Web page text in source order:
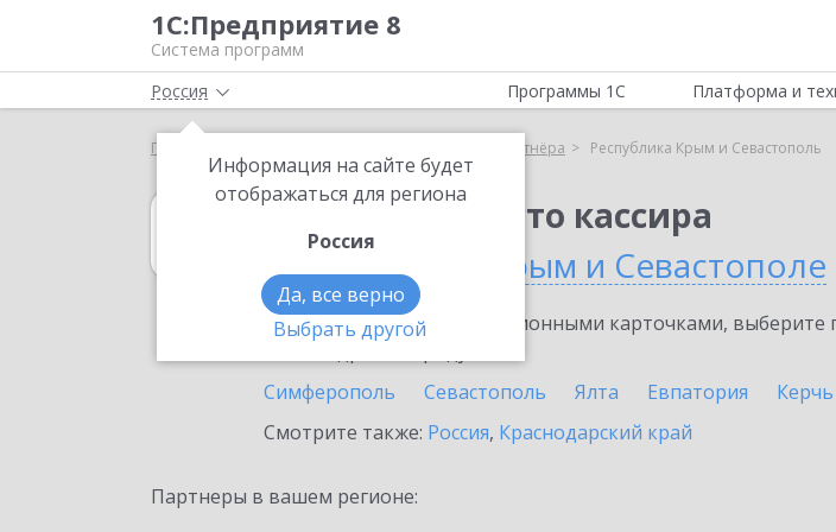
1С:Предприятие 8
Система программ
Россия
Информация на сайте будет
отображаться для региона
Россия
Да, все верно
Выбрать другой
Программы 1С Платформа и
Главная Выбор партнёра Республика Крым и Севастополь
1С:Рабочее место кассира
в Республике Крым и Севастополе
Ознакомьтесь с информационными карточками,
Симферополь
Севастополь Ялта Евпатория Керчь
Смотрите также: Россия, Краснодарский край
Партнеры в вашем регионе: